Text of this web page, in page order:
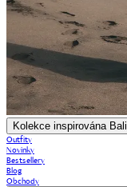
Kolekce inspirována Bali
Outfity
Novinky
Bestsellery
Blog
Obchody